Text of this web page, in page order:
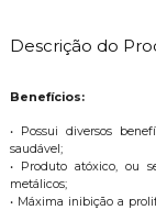
Descrição do
Benefícios:
• Possui diversos
saudável;
• Produto atóxico, ou
metálicos;
• Máxima inibição a